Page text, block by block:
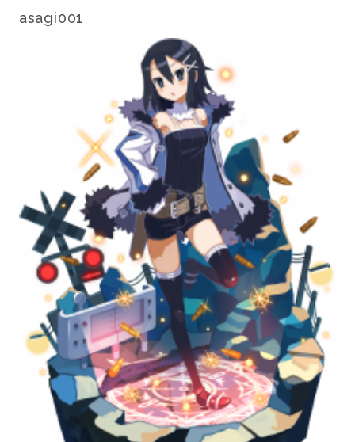
採用情報
CONTACT
twitter facebook instagram
asagi001